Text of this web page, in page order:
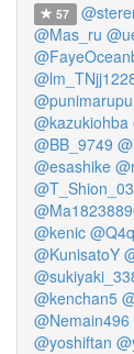
57
@Mas_ru
@kazukiohba
@BB_9749
@esashike
@kenic
@KunisatoY
@kenchan5
@Nemain496
@yoshiftan